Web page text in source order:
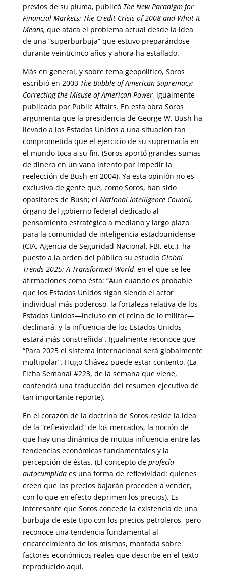
previos de su pluma, publicó The New Paradigm for
Financial Markets: The Credit Crisis of 2008 and What It
Means, que ataca el problema actual desde la idea
de una “superburbuja” que estuvo preparándose
durante veinticinco años y ahora ha estallado.
Más en general, y sobre tema geopolítico, Soros
escribió en 2003 The Bubble of American Supremacy:
Correcting the Misuse of American Power, igualmente
publicado por Public Affairs. En esta obra Soros
argumenta que la presidencia de George W. Bush ha
llevado a los Estados Unidos a una situación tan
comprometida que el ejercicio de su supremacía en
el mundo toca a su fin. (Soros aportó grandes sumas
de dinero en un vano intento por impedir la
reelección de Bush en 2004). Ya esta opinión no es
exclusiva de gente que, como Soros, han sido
opositores de Bush; el National Intelligence Council,
órgano del gobierno federal dedicado al
pensamiento estratégico a mediano y largo plazo
para la comunidad de inteligencia estadounidense
(CIA, Agencia de Seguridad Nacional, FBI, etc.), ha
puesto a la orden del público su estudio Global
Trends 2025: A Transformed World, en el que se lee
afirmaciones como ésta: “Aun cuando es probable
que los Estados Unidos sigan siendo el actor
individual más poderoso, la fortaleza relativa de los
Estados Unidos—incluso en el reino de lo militar—
declinará, y la influencia de los Estados Unidos
estará más constreñida”. Igualmente reconoce que
“Para 2025 el sistema internacional será globalmente
multipolar”. Hugo Chávez puede estar contento. (La
Ficha Semanal #223, de la semana que viene,
contendrá una traducción del resumen ejecutivo de
tan importante reporte).
En el corazón de la doctrina de Soros reside la idea
de la “reflexividad” de los mercados, la noción de
que hay una dinámica de mutua influencia entre las
tendencias económicas fundamentales y la
percepción de éstas. (El concepto de profecía
autocumplidaes una forma de reflexividad: quienes
creen que los precios bajarán proceden a vender,
con lo que en efecto deprimen los precios). Es
interesante que Soros concede la existencia de una
burbuja de este tipo con los precios petroleros, pero
reconoce una tendencia fundamental al
encarecimiento de los mismos, montada sobre
factores económicos reales que describe en el texto
reproducido aquí.